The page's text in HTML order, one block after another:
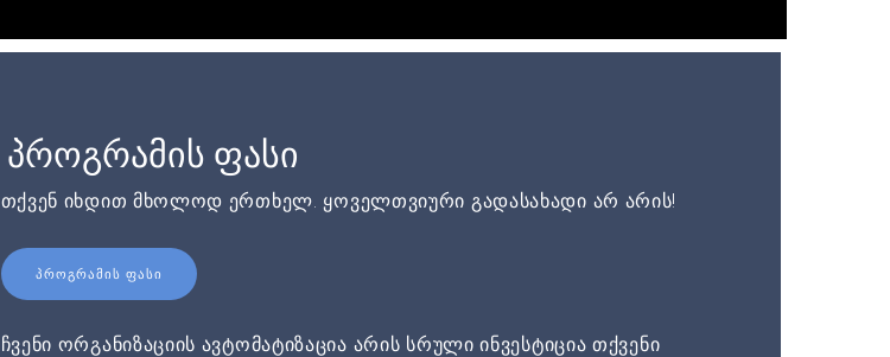
პროგრამის ფასი
თქვენ იხდით მხოლოდ ერთხელ. ყოველთვიური გადასახადი არ არის!
ᲞᲠᲝᲒᲠᲐᲛᲘᲡ ᲤᲐᲡᲘ
ჩვენი ორგანიზაციის ავტომატიზაცია არის სრული ინვესტიცია თქვენი